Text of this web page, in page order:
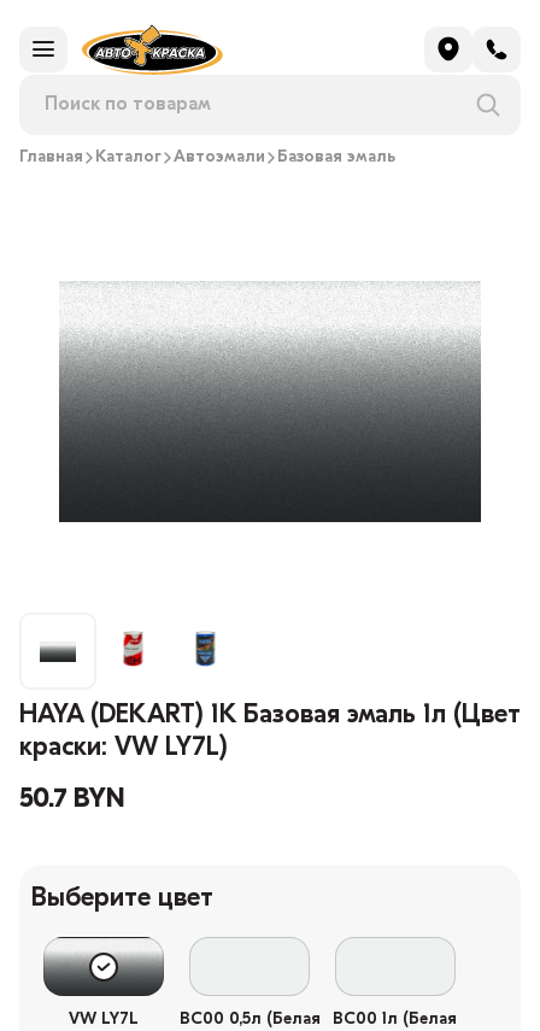
Главная Каталог Автоэмали Базовая эмаль
HAYA (DEKART) 1К Базовая эмаль 1л (Цвет
краски: VW LY7L)
50.7 BYN
Выберите цвет
VW LY7L
BC00 0,5л (Белая
BC00 1л (Белая